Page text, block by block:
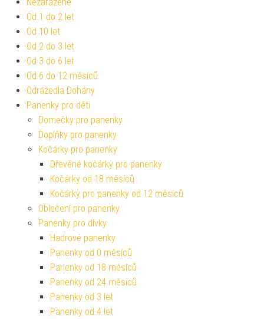
Od 1 do 2 let
Od 10 let
Od 2 do 3 let
Od 3 do 6 let
Od 6 do 12 měsíců
Odrážedla Dohány
Panenky pro děti
Domečky pro panenky
Doplňky pro panenky
Kočárky pro panenky
Dřevěné kočárky pro panenky
Kočárky od 18 měsíců
Kočárky pro panenky od 12 měsíců
Oblečení pro panenky
Panenky pro dívky
Hadrové panenky
Panenky od 0 měsíců
Panenky od 18 měsíců
Panenky od 24 měsíců
Panenky od 3 let
Panenky od 4 let